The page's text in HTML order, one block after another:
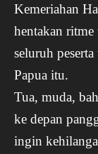
Kemeriahan
hentakan
seluruh
Papua itu.
Tua, muda,
ke depan
ingin